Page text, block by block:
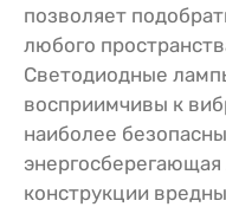
позволяет
любого
Светодиодные
восприимчивы к
наиболее
конструкции